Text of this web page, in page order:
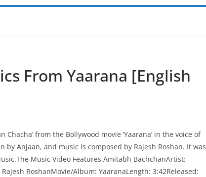
From Yaarana [English
Chacha’ from the Bollywood movie ‘Yaarana’ in the voice of
by Anjaan, and music is composed by Rajesh Roshan. It was
Music Video Features Amitabh BachchanArtist:
RoshanMovie/Album: YaaranaLength: 3:42Released: